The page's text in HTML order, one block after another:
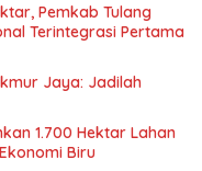
Pemkab Tulang
Terintegrasi Pertama
Jaya: Jadilah
1.700 Hektar Lahan
Biru